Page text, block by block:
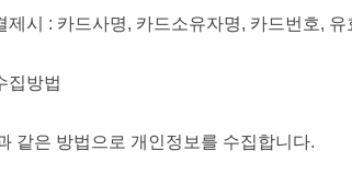
제시 : 카드사명, 카드소유자명, 카드번호, 유
집방법
같은 방법으로 개인정보를 수집합니다.